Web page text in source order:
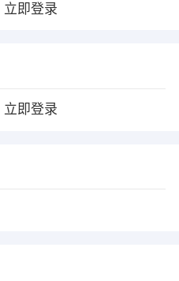
立即登录
立即登录